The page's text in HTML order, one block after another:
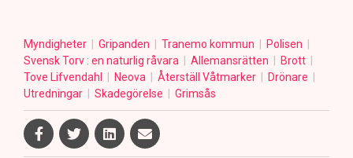
Myndigheter Gripanden Tranemo kommun
Polisen
Svensk Torv : en naturlig råvara
Allemansrätten
Brott
Tove Lifvendahl
Neova Återställ Våtmarker
Drönare
Utredningar
Skadegörelse Grimsås